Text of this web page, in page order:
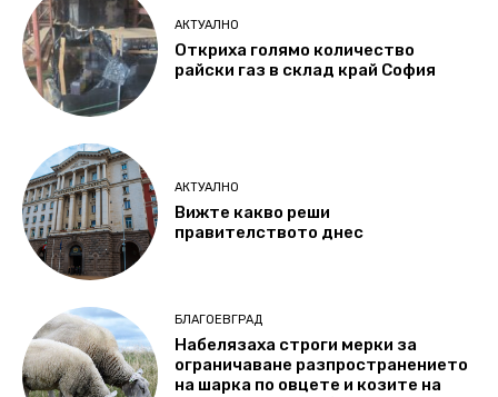
АКТУАЛНО
Откриха голямо количество
райски газ в склад край София
АКТУАЛНО
Вижте какво реши
правителството днес
БЛАГОЕВГРАД
Набелязаха строги мерки за
ограничаване разпространението
на шарка по овцете и козите на